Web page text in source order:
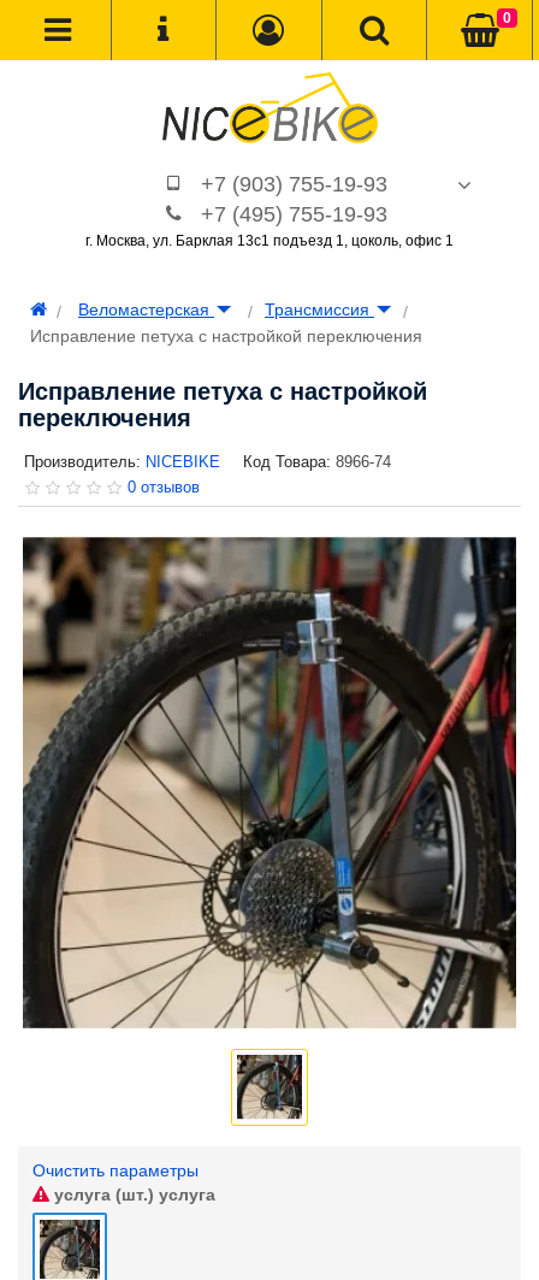
+7 (903) 755-19-93
+7 (495) 755-19-93
г. Москва, ул. Барклая 13с1 подъезд 1, цоколь, офис 1
0
Веломастерская
Трансмиссия
Исправление петуха с настройкой переключения
Исправление петуха с настройкой
переключения
Производитель: NICEBIKE Код Товара: 8966-74
0 отзывов
Очистить параметры
услуга (шт.) услуга